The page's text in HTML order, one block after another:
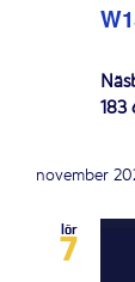
183
november
lör
7